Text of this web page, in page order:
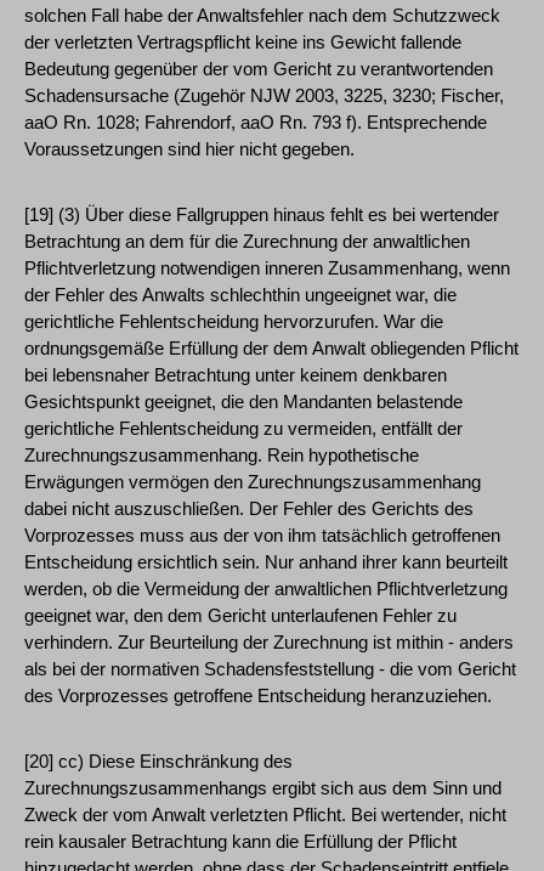
solchen Fall habe der Anwaltsfehler nach dem Schutzzweck
der verletzten Vertragspflicht keine ins Gewicht fallende
Bedeutung gegenüber der vom Gericht zu verantwortenden
Schadensursache (Zugehör NJW 2003, 3225, 3230; Fischer,
aaO Rn. 1028; Fahrendorf, aaO Rn. 793 f). Entsprechende
Voraussetzungen sind hier nicht gegeben.
[19] (3) Über diese Fallgruppen hinaus fehlt es bei wertender
Betrachtung an dem für die Zurechnung der anwaltlichen
Pflichtverletzung notwendigen inneren Zusammenhang, wenn
der Fehler des Anwalts schlechthin ungeeignet war, die
gerichtliche Fehlentscheidung hervorzurufen. War die
ordnungsgemäße Erfüllung der dem Anwalt obliegenden Pflicht
bei lebensnaher Betrachtung unter keinem denkbaren
Gesichtspunkt geeignet, die den Mandanten belastende
gerichtliche Fehlentscheidung zu vermeiden, entfällt der
Zurechnungszusammenhang. Rein hypothetische
Erwägungen vermögen den Zurechnungszusammenhang
dabei nicht auszuschließen. Der Fehler des Gerichts des
Vorprozesses muss aus der von ihm tatsächlich getroffenen
Entscheidung ersichtlich sein. Nur anhand ihrer kann beurteilt
werden, ob die Vermeidung der anwaltlichen Pflichtverletzung
geeignet war, den dem Gericht unterlaufenen Fehler zu
verhindern. Zur Beurteilung der Zurechnung ist mithin - anders
als bei der normativen Schadensfeststellung - die vom Gericht
des Vorprozesses getroffene Entscheidung heranzuziehen.
[20] cc) Diese Einschränkung des
Zurechnungszusammenhangs ergibt sich aus dem Sinn und
Zweck der vom Anwalt verletzten Pflicht. Bei wertender, nicht
rein kausaler Betrachtung kann die Erfüllung der Pflicht